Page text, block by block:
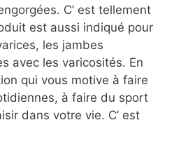
C’ est tellement
est aussi indiqué pour
les jambes
avec les varicosités. En
qui vous motive à faire
à faire du sport
dans votre vie. C’ est